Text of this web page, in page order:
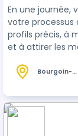
En une journée,
votre processus
profils précis, à
et à attirer les
nouvellesBourgoin-